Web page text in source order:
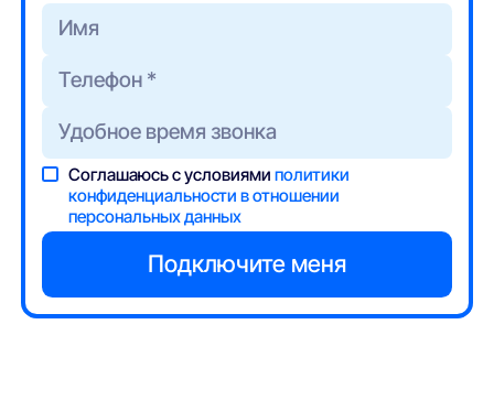
Соглашаюсь с условиямиполитики
конфиденциальности в отношении
персональных данных